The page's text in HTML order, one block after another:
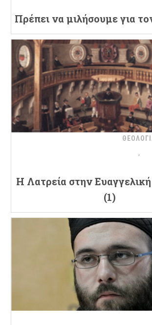
Πρέπει να μιλήσουμε για
H Λατρεία στην
(1)